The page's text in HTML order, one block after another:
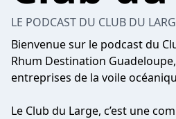
LE PODCAST DU CLUB DU
Bienvenue sur le podcast du
Rhum Destination
entreprises de la voile
Le Club du Large, c’est une